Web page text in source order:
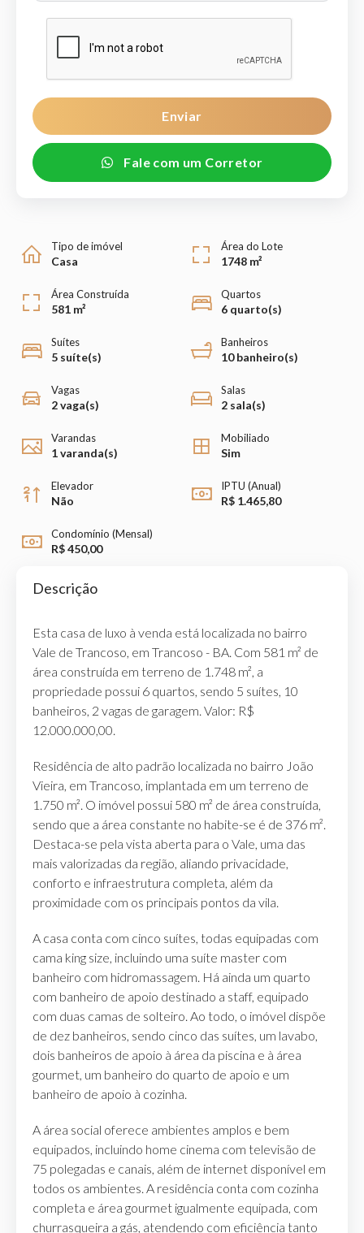
Enviar
Fale com um Corretor
Tipo de imóvel
Casa
Área do Lote
1748 m²
Área Construída
581 m²
Quartos
6 quarto(s)
Suítes
5 suíte(s)
Banheiros
10 banheiro(s)
Vagas
2 vaga(s)
Salas
2 sala(s)
Varandas
1 varanda(s)
Mobiliado
Sim
Elevador
Não
IPTU (Anual)
R$ 1.465,80
Condomínio (Mensal)
R$ 450,00
Descrição
Esta casa de luxo à venda está localizada no bairro
Vale de Trancoso, em Trancoso - BA. Com 581 m² de
área construída em terreno de 1.748 m², a
propriedade possui 6 quartos, sendo 5 suítes, 10
banheiros, 2 vagas de garagem. Valor: R$
12.000.000,00.
Residência de alto padrão localizada no bairro João
Vieira, em Trancoso, implantada em um terreno de
1.750 m². O imóvel possui 580 m² de área construída,
sendo que a área constante no habite-se é de 376 m².
Destaca-se pela vista aberta para o Vale, uma das
mais valorizadas da região, aliando privacidade,
conforto e infraestrutura completa, além da
proximidade com os principais pontos da vila.
A casa conta com cinco suítes, todas equipadas com
cama king size, incluindo uma suíte master com
banheiro com hidromassagem. Há ainda um quarto
com banheiro de apoio destinado a staff, equipado
com duas camas de solteiro. Ao todo, o imóvel dispõe
de dez banheiros, sendo cinco das suítes, um lavabo,
dois banheiros de apoio à área da piscina e à área
gourmet, um banheiro do quarto de apoio e um
banheiro de apoio à cozinha.
A área social oferece ambientes amplos e bem
equipados, incluindo home cinema com televisão de
75 polegadas e canais, além de internet disponível em
todos os ambientes. A residência conta com cozinha
completa e área gourmet igualmente equipada, com
churrasqueira a gás, atendendo com eficiência tanto